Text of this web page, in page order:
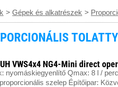
>Gépek és alkatrészek >
VWS4x4 NG4-Mini direct
nyomáskiegyenlítő Qmax: 8 l /
szelep Építőipar: